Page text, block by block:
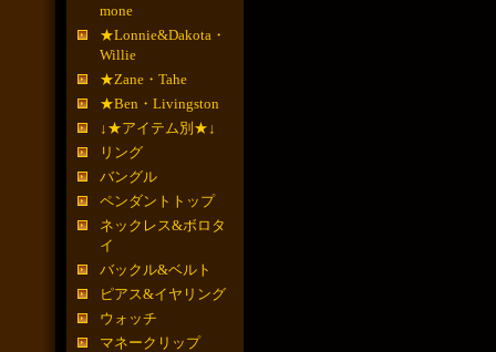
mone
★Lonnie&Dakota・
Willie
★Zane・Tahe
★Ben・Livingston
↓★アイテム別★↓
リング
バングル
ペンダントトップ
ネックレス&ボロタ
イ
バックル&ベルト
ピアス&イヤリング
ウォッチ
マネークリップ